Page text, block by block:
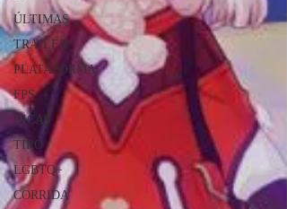
ÚLTIMAS
TRAILER
PLATAFORMA
FPS
DICAS
TIRO
LGBTQ+
CORRIDA